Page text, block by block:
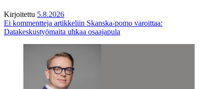
Kirjoitettu 5.8.2026
Ei kommentteja artikkeliin Skanska-pomo varoittaa:
Datakeskustyömaita uhkaa osaajapula